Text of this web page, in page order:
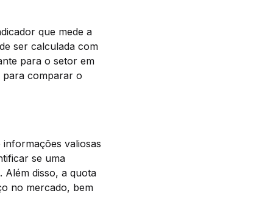
que mede a
ser calculada com
para o setor em
para comparar o
valiosas
se uma
Além disso, a quota
no mercado, bem